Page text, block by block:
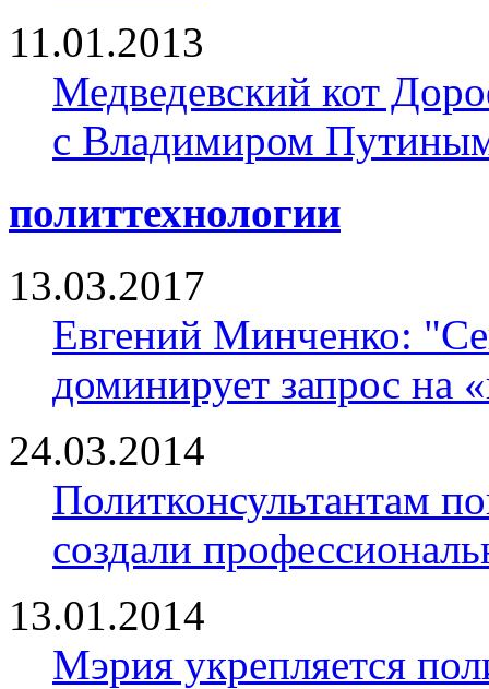
11.01.2013
Медведевский кот
с Владимиром
политтехнологии
13.03.2017
Евгений Минченко:
доминирует запрос на
24.03.2014
Политконсультантам
создали
13.01.2014
Мэрия укрепляется